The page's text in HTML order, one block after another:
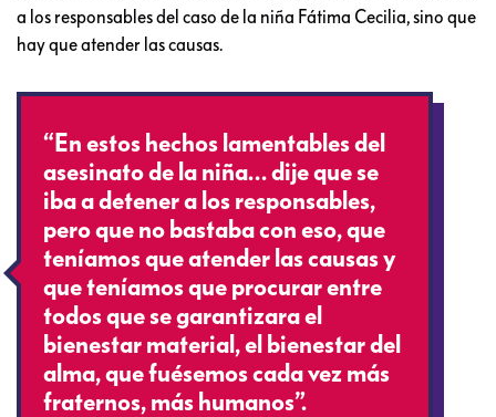
a los responsables del caso de la niña Fátima Cecilia, sino que
hay que atender las causas.
“En estos hechos lamentables del
asesinato de la niña… dije que se
iba a detener a los responsables,
pero que no bastaba con eso, que
teníamos que atender las causas y
que teníamos que procurar entre
todos que se garantizara el
bienestar material, el bienestar del
alma, que fuésemos cada vez más
fraternos, más humanos”.